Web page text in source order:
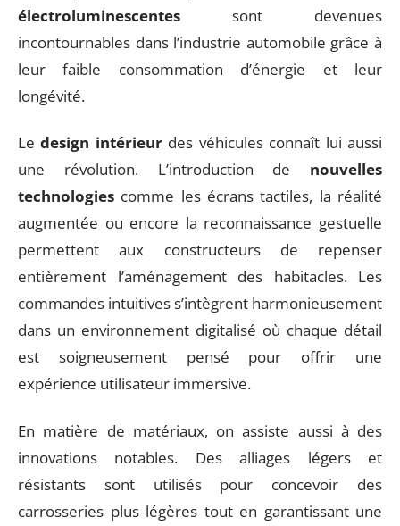
électroluminescentes sont devenues
incontournables dans l’industrie automobile grâce à
leur faible consommation d’énergie et leur
longévité.
Ledesign intérieurdes véhicules connaît lui aussi
une révolution. L’introduction de nouvelles
technologies comme les écrans tactiles, la réalité
augmentée ou encore la reconnaissance gestuelle
permettent aux constructeurs de repenser
entièrement l’aménagement des habitacles. Les
commandes intuitives s’intègrent harmonieusement
dans un environnement digitalisé où chaque détail
est soigneusement pensé pour offrir une
expérience utilisateur immersive.
En matière de matériaux, on assiste aussi à des
innovations notables. Des alliages légers et
résistants sont utilisés pour concevoir des
carrosseries plus légères tout en garantissant une